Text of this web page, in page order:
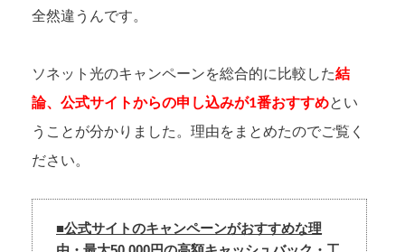
全然違うんです。
ソネット光のキャンペーンを総合的に比較した結
論、公式サイトからの申し込みが1番おすすめとい
うことが分かりました。理由をまとめたのでご覧く
ださい。
■公式サイトのキャンペーンがおすすめな理